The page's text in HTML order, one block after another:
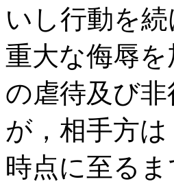
いし行動を
重大な侮辱
の虐待及び
が，相手方
時点に至る